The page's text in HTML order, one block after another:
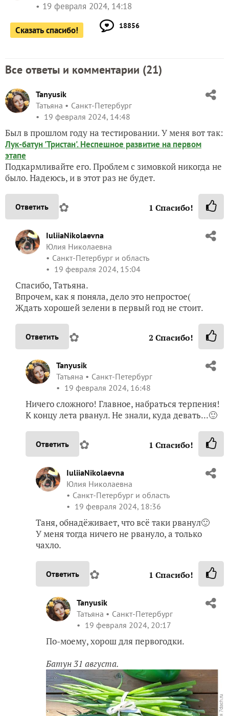
19 февраля 2024, 14:18
Сказать спасибо! 18856
Все ответы и комментарии (21)
Tanyusik
Татьяна
Санкт-Петербург
19 февраля 2024, 14:48
Был в прошлом году на тестировании. У меня вот так:
Лук-батун 'Тристан'. Неспешное развитие на первом
этапе
Подкармливайте его. Проблем с зимовкой никогда не
было. Надеюсь, и в этот раз не будет.
Ответить ✿ 1 Спасибо!
IuliiaNikolaevna
Юлия Николаевна
Санкт-Петербург и область
19 февраля 2024, 15:04
Спасибо, Татьяна.
Впрочем, как я поняла, дело это непростое(
Ждать хорошей зелени в первый год не стоит.
Ответить ✿ 2 Спасибо!
Tanyusik
Татьяна
Санкт-Петербург
19 февраля 2024, 16:48
Ничего сложного! Главное, набраться терпения!
К концу лета рванул. Не знали, куда девать...🙂
Ответить ✿ 1 Спасибо!
IuliiaNikolaevna
Юлия Николаевна
Санкт-Петербург и область
19 февраля 2024, 18:36
Таня, обнадёживает, что всё таки рванул🙂
У меня тогда ничего не рвануло, а только
чахло.
Ответить ✿ 1 Спасибо!
Tanyusik
Татьяна
Санкт-Петербург
19 февраля 2024, 20:17
По-моему, хорош для первогодки.
Батун 31 августа.